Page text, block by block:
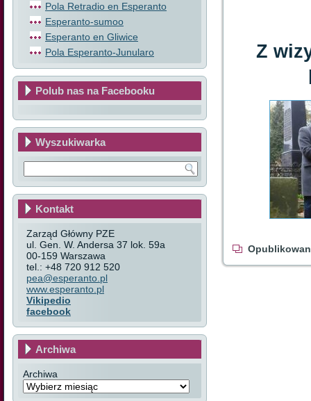
Pola Retradio en Esperanto
Esperanto-sumoo
Esperanto en Gliwice
Pola Esperanto-Junularo
Polub nas na Facebooku
Wyszukiwarka
Kontakt
Zarząd Główny PZE
ul. Gen. W. Andersa 37 lok. 59a
00-159 Warszawa
tel.: +48 720 912 520
pea@esperanto.pl
www.esperanto.pl
Vikipedio
facebook
Archiwa
Archiwa
Z